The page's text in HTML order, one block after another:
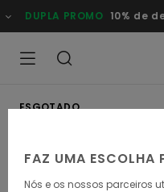
para
a
DUPLA PROMO 10% de
ESGOTADO
FAZ UMA ESCOLHA
Nós e os nossos parceiros